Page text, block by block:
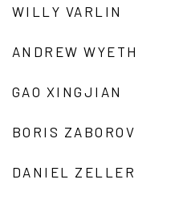
WILLY VARLIN
ANDREW WYETH
GAO XINGJIAN
BORIS ZABOROV
DANIEL ZELLER